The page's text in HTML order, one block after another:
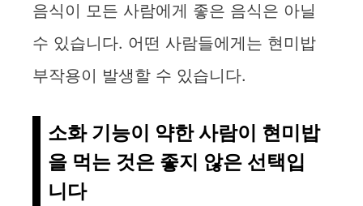
음식이 모든 사람에게 좋은 음식은 아닐
수 있습니다. 어떤 사람들에게는 현미밥
부작용이 발생할 수 있습니다.
소화 기능이 약한 사람이 현미밥
을 먹는 것은 좋지 않은 선택입
니다